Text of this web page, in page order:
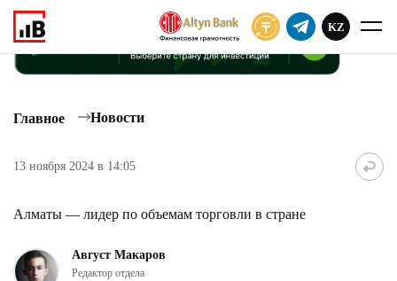
KZ
Главное Новости
13 ноября 2024 в 14:05
Алматы — лидер по объемам торговли в стране
Август Макаров
Редактор отдела